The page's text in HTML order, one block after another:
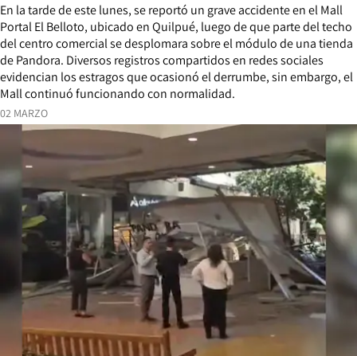
02 MARZO
En la tarde de este lunes, se reportó un grave accidente en el Mall
Portal El Belloto, ubicado en Quilpué, luego de que parte del techo
del centro comercial se desplomara sobre el módulo de una tienda
de Pandora. Diversos registros compartidos en redes sociales
evidencian los estragos que ocasionó el derrumbe, sin embargo, el
Mall continuó funcionando con normalidad.